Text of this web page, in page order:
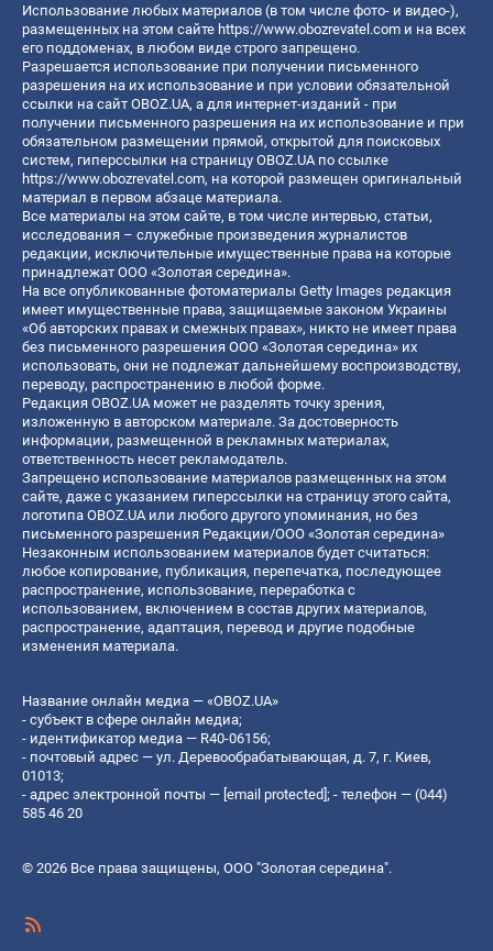
Использование любых материалов (в том числе фото- и видео-),
размещенных на этом сайте https://www.obozrevatel.com и на всех
его поддоменах, в любом виде строго запрещено.
Разрешается использование при получении письменного
разрешения на их использование и при условии обязательной
ссылки на сайт OBOZ.UA, а для интернет-изданий - при
получении письменного разрешения на их использование и при
обязательном размещении прямой, открытой для поисковых
систем, гиперссылки на страницу OBOZ.UA по ссылке
https://www.obozrevatel.com, на которой размещен оригинальный
материал в первом абзаце материала.
Все материалы на этом сайте, в том числе интервью, статьи,
исследования – служебные произведения журналистов
редакции, исключительные имущественные права на которые
принадлежат ООО «Золотая середина».
На все опубликованные фотоматериалы Getty Images редакция
имеет имущественные права, защищаемые законом Украины
«Об авторских правах и смежных правах», никто не имеет права
без письменного разрешения ООО «Золотая середина» их
использовать, они не подлежат дальнейшему воспроизводству,
переводу, распространению в любой форме.
Редакция OBOZ.UA может не разделять точку зрения,
изложенную в авторском материале. За достоверность
информации, размещенной в рекламных материалах,
ответственность несет рекламодатель.
Запрещено использование материалов размещенных на этом
сайте, даже с указанием гиперссылки на страницу этого сайта,
логотипа OBOZ.UA или любого другого упоминания, но без
письменного разрешения Редакции/ООО «Золотая середина»
Незаконным использованием материалов будет считаться:
любое копирование, публикация, перепечатка, последующее
распространение, использование, переработка с
использованием, включением в состав других материалов,
распространение, адаптация, перевод и другие подобные
изменения материала.
Название онлайн медиа — «OBOZ.UA»
- субъект в сфере онлайн медиа;
- идентификатор медиа — R40-06156;
- почтовый адрес — ул. Деревообрабатывающая, д. 7, г. Киев,
01013;
- адрес электронной почты — [email protected]; - телефон — (044)
585 46 20
© 2026 Все права защищены, ООО "Золотая середина".